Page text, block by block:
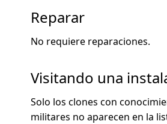
Reparar
No requiere reparaciones.
Visitando una
Solo los clones con
militares no aparecen en la